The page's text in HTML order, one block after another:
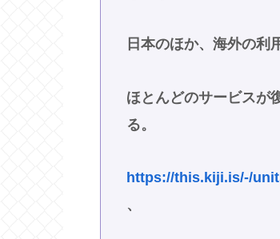
日本のほか、海外の利
ほとんどのサービスが
る。
https://this.kiji.is/-/
、